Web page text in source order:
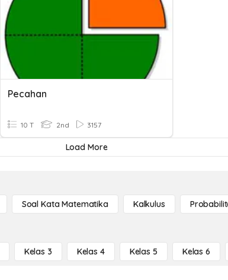
Pecahan
10 T 2nd 3157
Load More
Soal Kata Matematika Kalkulus
Kelas 3 Kelas 4 Kelas 5 Kelas 6